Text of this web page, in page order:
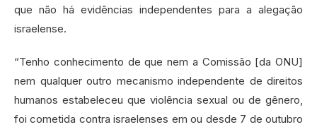
que não há evidências independentes para a alegação
israelense.
“Tenho conhecimento de que nem a Comissão [da ONU]
nem qualquer outro mecanismo independente de direitos
humanos estabeleceu que violência sexual ou de gênero,
foi cometida contra israelenses em ou desde 7 de outubro